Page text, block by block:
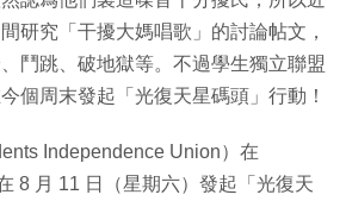
研究「干擾大媽唱歌」的討論帖文，
鬥跳、破地獄等。不過學生獨立聯盟
個周末發起「光復天星碼頭」行動！
Independence Union）在
8 月 11 日（星期六）發起「光復天